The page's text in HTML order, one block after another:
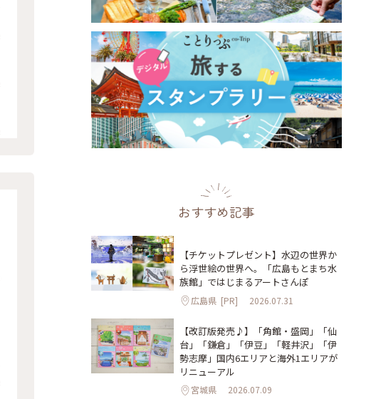
おすすめ記事
【チケットプレゼント】水辺の世界か
ら浮世絵の世界へ。「広島もとまち水
族館」ではじまるアートさんぽ
広島県 [PR] 2026.07.31
【改訂版発売♪】「角館・盛岡」「仙
台」「鎌倉」「伊豆」「軽井沢」「伊
勢志摩」国内6エリアと海外1エリアが
リニューアル
宮城県 2026.07.09